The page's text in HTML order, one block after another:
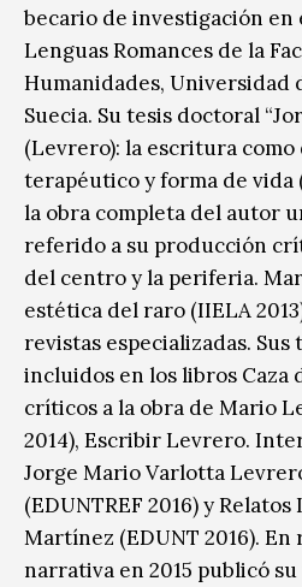
becario de investigación en
Lenguas Romances de la
Humanidades, Universidad
Suecia. Su tesis doctoral
(Levrero): la escritura
terapéutico y forma de vida
la obra completa del autor
referido a su producción
del centro y la periferia.
estética del raro (IIELA
revistas especializadas.
incluidos en los libros Caza
críticos a la obra de Mario
2014), Escribir Levrero.
Jorge Mario Varlotta
(EDUNTREF 2016) y
Martínez (EDUNT 2016). En
narrativa en 2015 publicó